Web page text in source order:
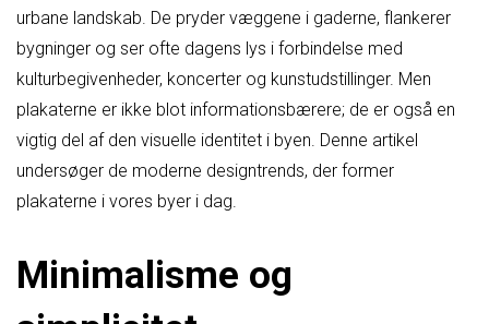
urbane landskab. De pryder væggene i gaderne, flankerer
bygninger og ser ofte dagens lys i forbindelse med
kulturbegivenheder, koncerter og kunstudstillinger. Men
plakaterne er ikke blot informationsbærere; de er også en
vigtig del af den visuelle identitet i byen. Denne artikel
undersøger de moderne designtrends, der former
plakaterne i vores byer i dag.
Minimalisme og